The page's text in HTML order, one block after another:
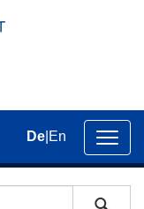
der
De En